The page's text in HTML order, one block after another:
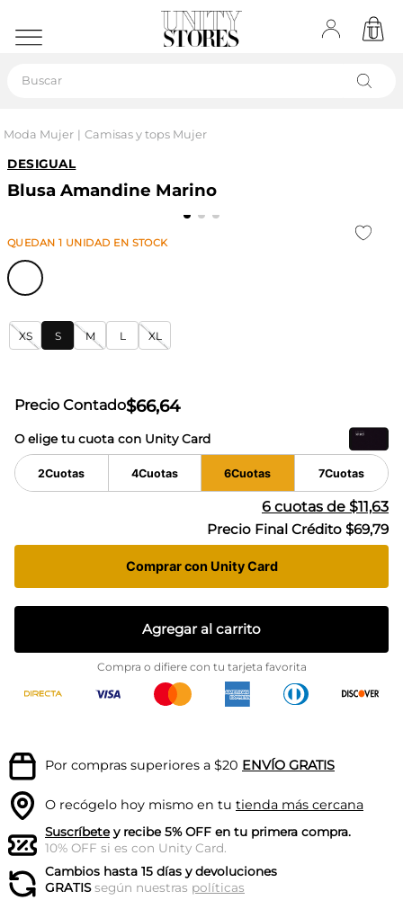
Moda Mujer Camisas y tops Mujer
DESIGUAL
Blusa Amandine Marino
QUEDAN1 UNIDAD EN STOCK
XS S M L XL
Precio Contado$66,64
O elige tu cuota con Unity Card
2Cuotas 4Cuotas 6Cuotas 7Cuotas
6 cuotas de $11,63
Precio Final Crédito $69,79
Comprar con Unity Card
Agregar al carrito
Compra o difiere con tu tarjeta favorita
Por compras superiores a $20 ENVÍO GRATIS
O recógelo hoy mismo en tu tienda más cercana
Suscríbetey recibe 5% OFF en tu primera compra.
10% OFF si es con Unity Card.
Cambios hasta 15 días y devoluciones
GRATISsegún nuestras políticas